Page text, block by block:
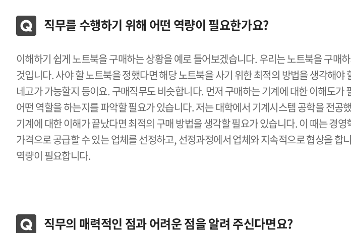
직무를 수행하기 위해 어떤 역량이 필요한가요?
이해하기 쉽게 노트북을 구매하는 상황을 예로 들어보겠습니다. 우리는 노트북을 구매
것입니다. 사야 할 노트북을 정했다면 해당 노트북을 사기 위한 최적의 방법을 생각해
네고가 가능할지 등이요. 구매직무도 비슷합니다. 먼저 구매하는 기계에 대한 이해도
어떤 역할을 하는지를 파악할 필요가 있습니다. 저는 대학에서 기계시스템 공학을 전
기계에 대한 이해가 끝났다면 최적의 구매 방법을 생각할 필요가 있습니다. 이 때는 경
가격으로 공급할 수 있는 업체를 선정하고, 선정과정에서 업체와 지속적으로 협상을
역량이 필요합니다.
직무의 매력적인 점과 어려운 점을 알려 주신다면요?